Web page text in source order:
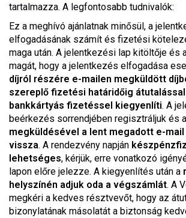
tartalmazza. A legfontosabb tudnivalók:
Ez a meghívó ajánlatnak minősül, a
elfogadásának számít és fizetési
maga után. A jelentkezési lap kitöltője és
magát, hogy a jelentkezés elfogadása
díjról részére e-mailen megküldött
szereplő fizetési határidőig
bankkártyás fizetéssel kiegyenlíti. A
beérkezés sorrendjében regisztráljuk és a
megküldésével a lent megadott e-
vissza. A rendezvény napján
lehetséges, kérjük, erre vonatkozó
lapon előre jelezze. A kiegyenlítés után a
helyszínén adjuk oda a végszámlát. A
megkéri a kedves résztvevőt, hogy az
bizonylatának másolatát a biztonság